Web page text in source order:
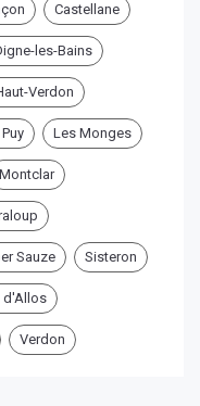
Castellane
les-Bains
Verdon
Les Monges
Montclar
Sauze Sisteron
d'Allos
Verdon